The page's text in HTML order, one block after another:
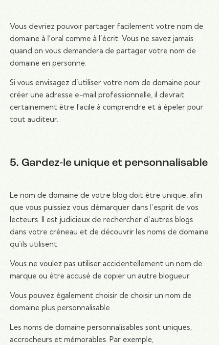
Vous devriez pouvoir partager facilement votre nom de
domaine à l’oral comme à l’écrit. Vous ne savez jamais
quand on vous demandera de partager votre nom de
domaine en personne.
Si vous envisagez d’utiliser votre nom de domaine pour
créer une adresse e-mail professionnelle, il devrait
certainement être facile à comprendre et à épeler pour
tout auditeur.
5. Gardez-le unique et personnalisable
Le nom de domaine de votre blog doit être unique, afin
que vous puissiez vous démarquer dans l’esprit de vos
lecteurs. Il est judicieux de rechercher d’autres blogs
dans votre créneau et de découvrir les noms de domaine
qu’ils utilisent.
Vous ne voulez pas utiliser accidentellement un nom de
marque ou être accusé de copier un autre blogueur.
Vous pouvez également choisir de choisir un nom de
domaine plus personnalisable.
Les noms de domaine personnalisables sont uniques,
accrocheurs et mémorables. Par exemple,